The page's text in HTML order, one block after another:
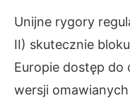
Unijne rygory
II) skutecznie
Europie dostęp do
wersji